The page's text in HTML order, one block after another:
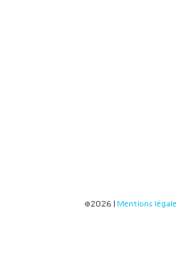
©2026 | Mentions